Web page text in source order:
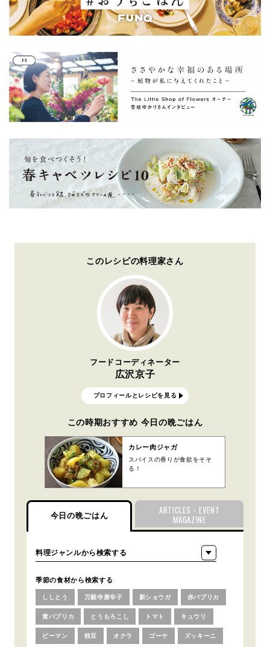
このレシピの料理家さん
フードコーディネーター
広沢京子
プロフィールとレシピを見る
この時期おすすめ 今日の晩ごはん
カレー肉ジャガ
スパイスの香りが食欲をそそ
る！
今日の晩ごはん
ARTICLES・EVENT
MAGAZINE
季節の食材から検索する
ししとう 万願寺唐辛子 新ショウガ 赤パプリカ
黄パプリカ とうもろこし トマト キュウリ
ピーマン 枝豆 オクラ ゴーヤ ズッキーニ